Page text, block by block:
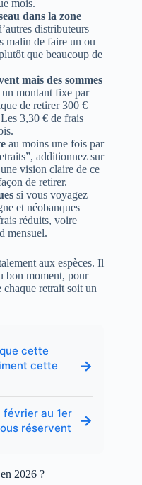
mois.
dans la zone
distributeurs
malin de faire un ou
que beaucoup de
mais des sommes
montant fixe par
de retirer 300 €
3,30 € de frais
au moins une fois par
additionnez sur
vision claire de ce
de retirer.
si vous voyagez
et néobanques
réduits, voire
mensuel.
aux espèces. Il
bon moment, pour
chaque retrait soit un
cette
cette
→
février au 1er
réservent
→
2026 ?